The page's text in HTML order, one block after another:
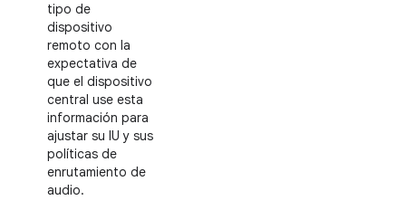
tipo de
dispositivo
remoto con la
expectativa de
que el dispositivo
central use esta
información para
ajustar su IU y sus
políticas de
enrutamiento de
audio.